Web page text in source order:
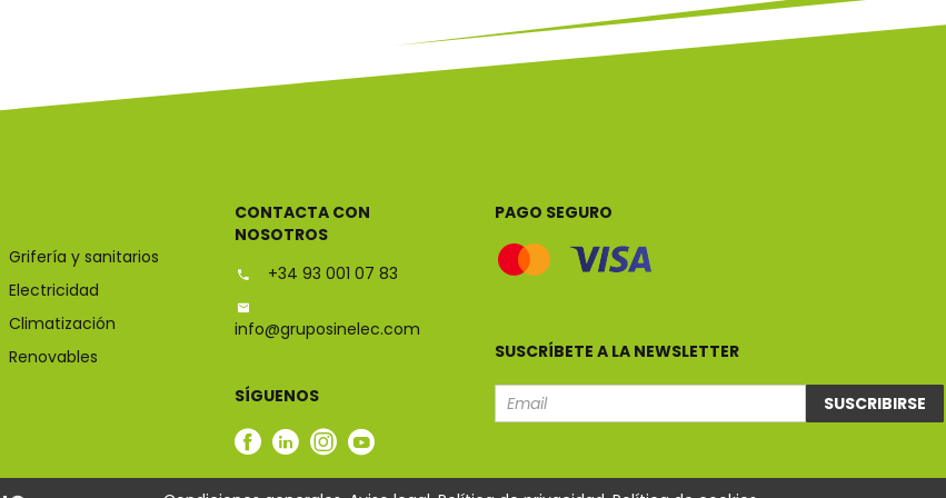
Grifería y sanitarios
Electricidad
Climatización
Renovables
CONTACTA CON
NOSOTROS
+34 93 001 07 83
info@gruposinelec.com
SÍGUENOS
Facebook
Sinelec
Linkedin
Sinelec
Instagram
Sinelec
Youtube
Sinelec
PAGO SEGURO
SUSCRÍBETE A LA NEWSLETTER
SUSCRIBIRSE